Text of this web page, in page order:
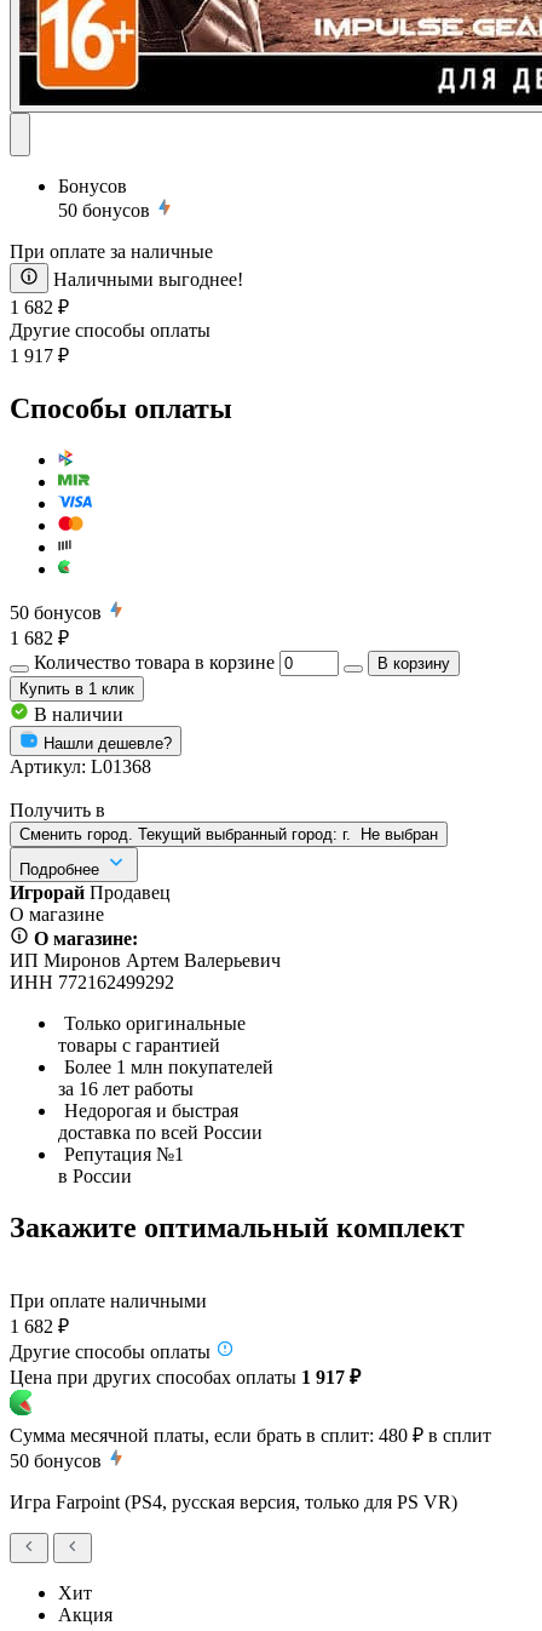
Бонусов
50 бонусов
При оплате за наличные
Наличными выгоднее!
1 682 ₽
Другие способы оплаты
1 917 ₽
Способы оплаты
50 бонусов
1 682 ₽
Количество товара в корзине
В корзину
Купить в 1 клик
В наличии
Нашли дешевле?
Артикул: L01368
Получить в
Сменить город. Текущий выбранный город: г.
Не выбран
Подробнее
Игрорай Продавец
О магазине
О магазине:
ИП Миронов Артем Валерьевич
ИНН 772162499292
Только оригинальные
товары с гарантией
Более 1 млн покупателей
за 16 лет работы
Недорогая и быстрая
доставка по всей России
Репутация №1
в России
Закажите оптимальный комплект
При оплате наличными
1 682 ₽
Другие способы оплаты
Цена при других способах оплаты 1 917 ₽
Сумма месячной платы, если брать в сплит: 480 ₽ в сплит
50 бонусов
Игра Farpoint (PS4, русская версия, только для PS VR)
Хит
Акция